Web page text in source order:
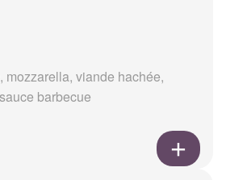
mozzarella, viande hachée,
barbecue